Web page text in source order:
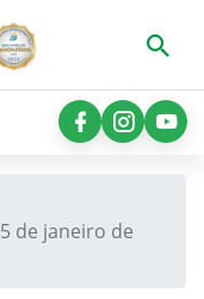
×
de janeiro de